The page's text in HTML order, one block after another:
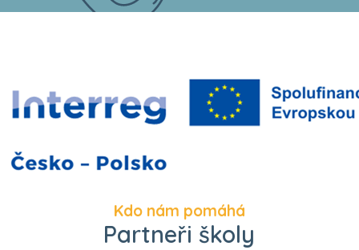
Kdo nám pomáhá
Partneři školy